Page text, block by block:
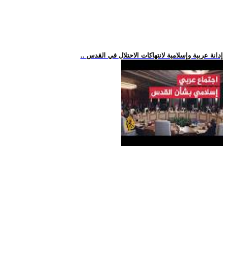
.. إدانة عربية وإسلامية لانتهاكات الاحتلال في القدس